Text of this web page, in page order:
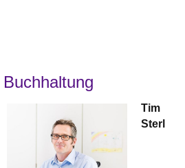
Buchhaltung
Tim
Sterl